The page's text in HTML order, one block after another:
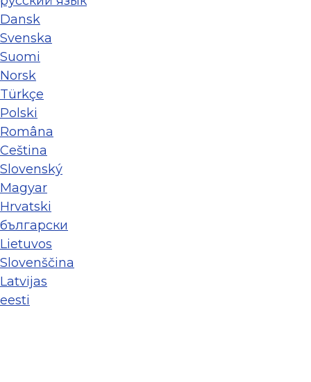
Dansk
Svenska
Suomi
Norsk
Türkçe
Polski
Româna
Ceština
Slovenský
Magyar
Hrvatski
български
Lietuvos
Slovenščina
Latvijas
eesti